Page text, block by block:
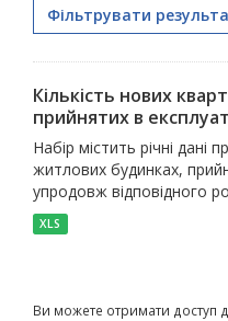
Фільтрувати
Кількість нових
прийнятих в
Набір містить річні дані
житлових будинках,
упродовж відповідного
XLS
Ви можете отримати доступ